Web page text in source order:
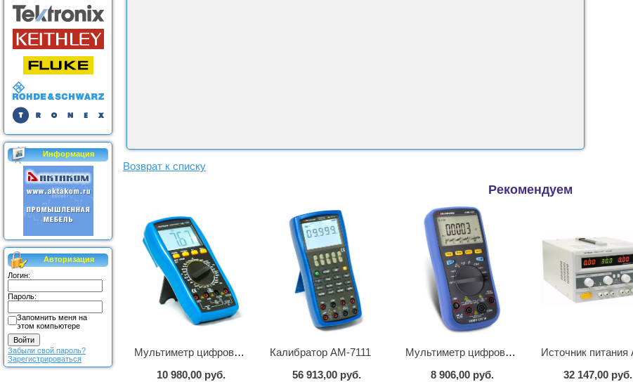
Информация
Авторизация
Логин:
Пароль:
Запомнить меня на
этом компьютере
Забыли свой пароль?
Зарегистрироваться
Возврат к списку
Рекомендуем
Мультиметр цифровой АМ-1083
10 980,00 руб.
Калибратор АМ-7111
56 913,00 руб.
Мультиметр цифровой АММ-1221
8 906,00 руб.
32 147,00 руб.